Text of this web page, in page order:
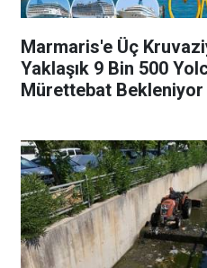
Marmaris'e Üç
Yaklaşık 9 Bin 500
Mürettebat Bekleniyor